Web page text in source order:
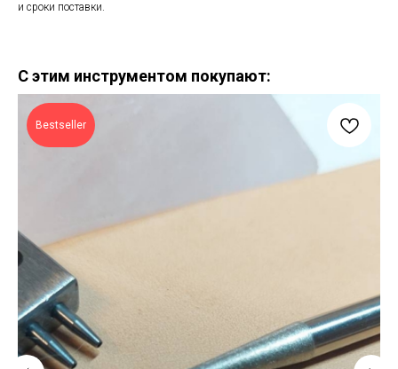
и сроки поставки.
С этим инструментом покупают:
Bestseller